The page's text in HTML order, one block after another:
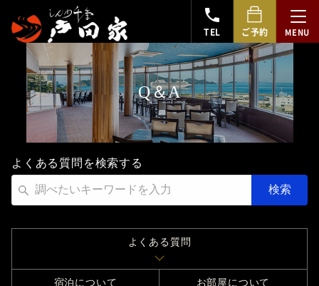
TEL ご予約
Q＆A
よくある質問を検索する
よくある質問
宿泊について お部屋について